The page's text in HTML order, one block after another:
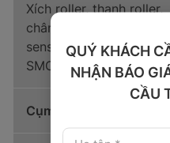
Xích roller, thanh roller,
chân tăng chỉnh,
sensor, xy lanh Stopper
SMC
Cụm hồi Pallet tự động
QUÝ KHÁCH
NHẬN BÁO
CẦU